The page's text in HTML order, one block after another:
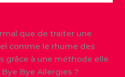
que de traiter une
comme le rhume des
grâce à une méthode elle
Bye Allergies ?